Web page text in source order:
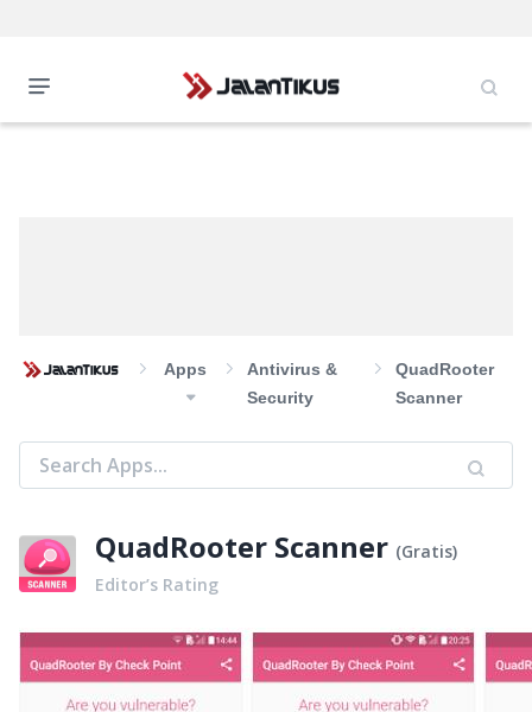
Apps
Antivirus &
Security
QuadRooter
Scanner
QuadRooter Scanner (Gratis)
Editor’s Rating